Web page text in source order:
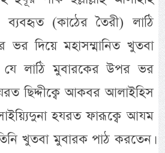
ব্যবহৃত (কাঠের তৈরী) লাঠি
দিয়ে মহাসম্মানিত খুতবা
যে লাঠি মুবারকের উপর ভর
ছিদ্দীক্বে আকবর আলাইহিস
হযরত ফারূক্বে আযম
খুতবা মুবারক পাঠ করতেন।